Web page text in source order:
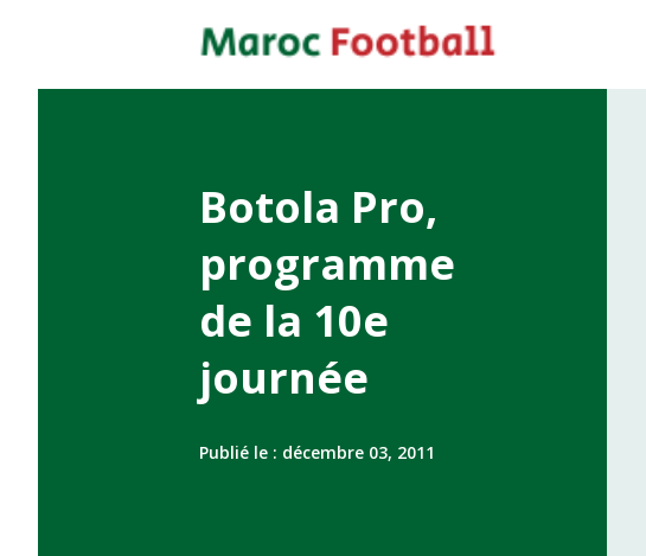
Botola Pro,
programme
de la 10e
journée
Publié le : décembre 03, 2011